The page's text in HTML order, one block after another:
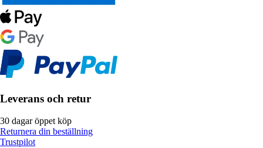
Leverans och retur
30 dagar öppet köp
Returnera din beställning
Trustpilot